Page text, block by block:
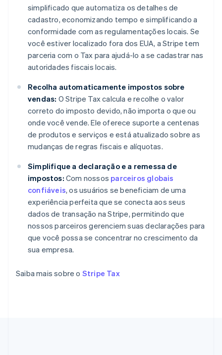
simplificado que automatiza os detalhes de
cadastro, economizando tempo e simplificando a
conformidade com as regulamentações locais. Se
você estiver localizado fora dos EUA, a Stripe tem
parceria com o Tax para ajudá-lo a se cadastrar nas
autoridades fiscais locais.
Recolha automaticamente impostos sobre
vendas: O Stripe Tax calcula e recolhe o valor
correto do imposto devido, não importa o que ou
onde você vende. Ele oferece suporte a centenas
de produtos e serviços e está atualizado sobre as
mudanças de regras fiscais e alíquotas.
Simplifique a declaração e a remessa de
impostos: Com nossos parceiros globais
confiáveis, os usuários se beneficiam de uma
experiência perfeita que se conecta aos seus
dados de transação na Stripe, permitindo que
nossos parceiros gerenciem suas declarações para
que você possa se concentrar no crescimento da
sua empresa.
Saiba mais sobre o Stripe Tax
Bulgária
English
Canadá
English Français
China continental
简体中文English
Chipre
Croácia
English Italiano
Dinamarca
English
Emirados Árabes Unidos
English
Eslováquia
Eslovênia
EnglishItaliano
Espanha
EspañolEnglish
Estados Unidos
English Español 简体中文
Estônia
English
Finlândia
França
Français English